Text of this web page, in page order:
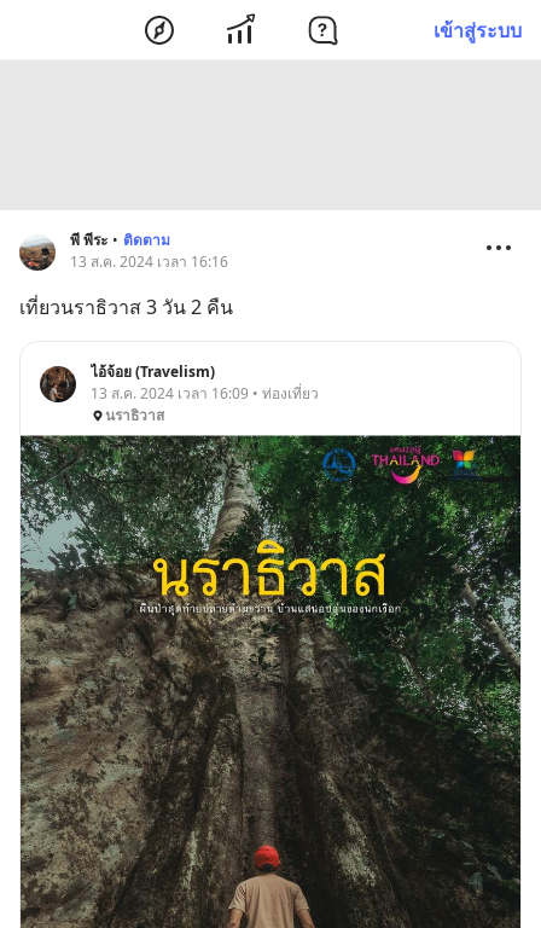
เข้าสู่ระบบ
พี พีระ • ติดตาม
13 ส.ค. 2024 เวลา 16:16
เที่ยวนราธิวาส 3 วัน 2 คืน
ไอ้จ้อย (Travelism)
13 ส.ค. 2024 เวลา 16:09 • ท่องเที่ยว
นราธิวาส